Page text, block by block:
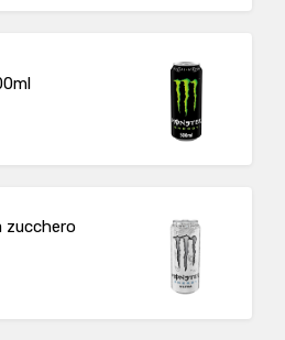
zucchero